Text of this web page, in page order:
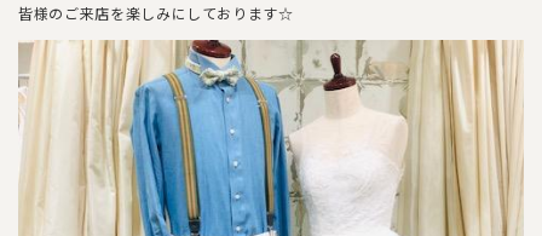
皆様のご来店を楽しみにしております☆